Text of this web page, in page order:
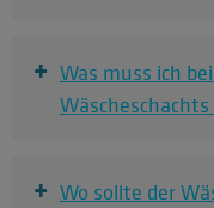
+ Was muss ich
+ Wo sollte der